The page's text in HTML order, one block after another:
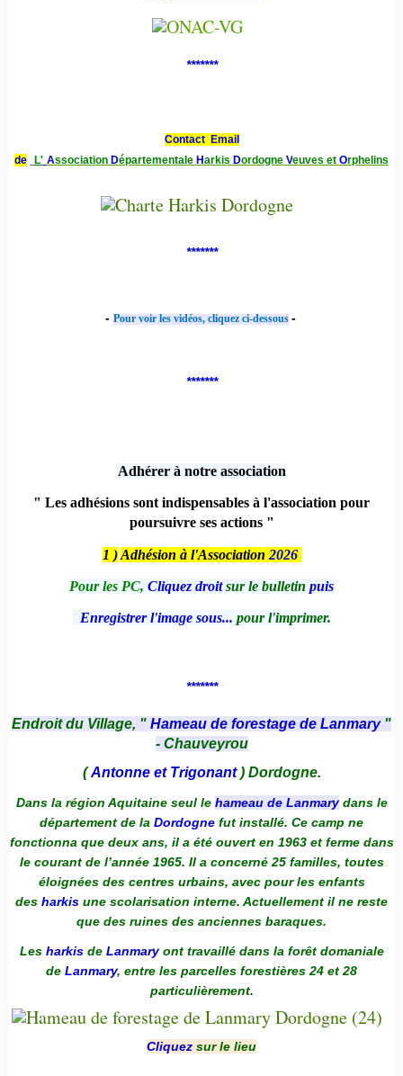
*******
Contact Email
de
L' Association Départementale Harkis Dordogne Veuves et Orphelins
*******
- Pour voir les vidéos, cliquez ci-dessous -
*******
Adhérer à notre association
" Les adhésions sont indispensables à l'association pour
poursuivre ses actions "
1 ) Adhésion à l'Association 2026
Pour les PC, Cliquez droitsur le bulletin puis
Enregistrer l'image sous... pour l'imprimer.
*******
Endroit du Village, " Hameau de forestage de Lanmary "
- Chauveyrou
(Antonne et Trigonant) Dordogne.
Dans la région Aquitaine seul le hameau de Lanmarydans le
département de la Dordogne fut installé. Ce camp ne
fonctionna que deux ans, il a été ouvert en 1963 et ferme dans
le courant de l’année 1965. Il a concerné 25 familles, toutes
éloignées des centres urbains, avec pour les enfants
des harkis une scolarisation interne. Actuellement il ne reste
que des ruines des anciennes baraques.
Les harkis de Lanmaryont travaillé dans la forêt domaniale
de Lanmary, entre les parcelles forestières 24 et 28
particulièrement.
Cliquez sur le lieu